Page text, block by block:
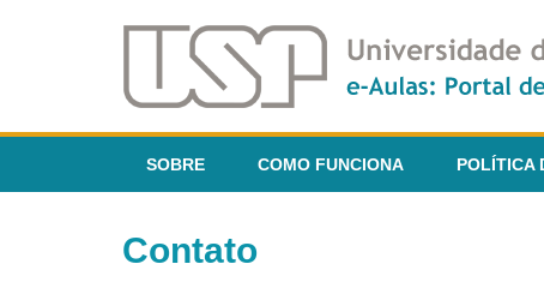
SOBRE COMO FUNCIONA POLÍTICA
Contato